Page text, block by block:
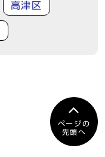
高津区
ページの
先頭へ